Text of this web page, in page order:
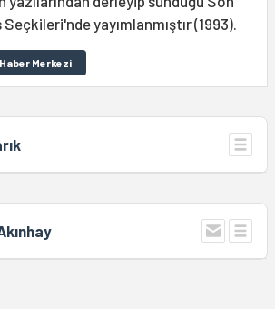
yayımlanmıştır (1993).
Merkezi